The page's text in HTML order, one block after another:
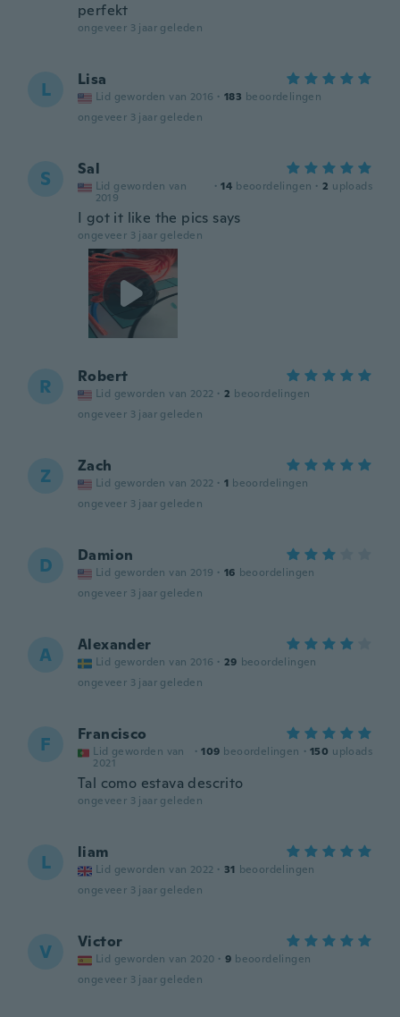
perfekt
ongeveer 3 jaar geleden
L Lisa
Lid geworden van 2016 · 183 beoordelingen
ongeveer 3 jaar geleden
S Sal
Lid geworden van
2019
· 14 beoordelingen · 2 uploads
I got it like the pics says
ongeveer 3 jaar geleden
R Robert
Lid geworden van 2022 · 2 beoordelingen
ongeveer 3 jaar geleden
Z Zach
Lid geworden van 2022 · 1 beoordelingen
ongeveer 3 jaar geleden
D Damion
Lid geworden van 2019 · 16 beoordelingen
ongeveer 3 jaar geleden
A Alexander
Lid geworden van 2016 · 29 beoordelingen
ongeveer 3 jaar geleden
F Francisco
Lid geworden van
2021
· 109 beoordelingen · 150 uploads
Tal como estava descrito
ongeveer 3 jaar geleden
L liam
Lid geworden van 2022 · 31 beoordelingen
ongeveer 3 jaar geleden
V Victor
Lid geworden van 2020 · 9 beoordelingen
ongeveer 3 jaar geleden